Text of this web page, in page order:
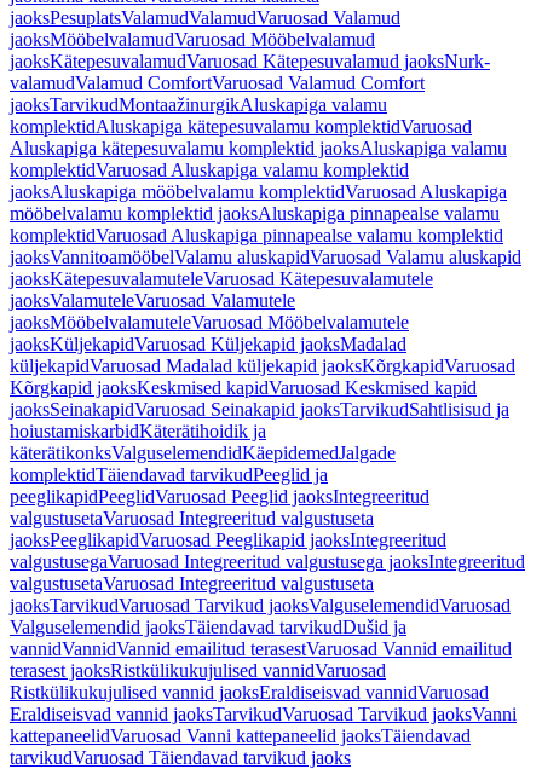
jaoksPesuplatsValamudValamudVaruosad Valamud
jaoksMööbelvalamudVaruosad Mööbelvalamud
jaoksKätepesuvalamudVaruosad Kätepesuvalamud jaoksNurk-
valamudValamud ComfortVaruosad Valamud Comfort
jaoksTarvikudMontaažinurgikAluskapiga valamu
komplektidAluskapiga kätepesuvalamu komplektidVaruosad
Aluskapiga kätepesuvalamu komplektid jaoksAluskapiga valamu
komplektidVaruosad Aluskapiga valamu komplektid
jaoksAluskapiga mööbelvalamu komplektidVaruosad Aluskapiga
mööbelvalamu komplektid jaoksAluskapiga pinnapealse valamu
komplektidVaruosad Aluskapiga pinnapealse valamu komplektid
jaoksVannitoamööbelValamu aluskapidVaruosad Valamu aluskapid
jaoksKätepesuvalamuteleVaruosad Kätepesuvalamutele
jaoksValamuteleVaruosad Valamutele
jaoksMööbelvalamuteleVaruosad Mööbelvalamutele
jaoksKüljekapidVaruosad Küljekapid jaoksMadalad
küljekapidVaruosad Madalad küljekapid jaoksKõrgkapidVaruosad
Kõrgkapid jaoksKeskmised kapidVaruosad Keskmised kapid
jaoksSeinakapidVaruosad Seinakapid jaoksTarvikudSahtlisisud ja
hoiustamiskarbidKäterätihoidik ja
käterätikonksValguselemendidKäepidemedJalgade
komplektidTäiendavad tarvikudPeeglid ja
peeglikapidPeeglidVaruosad Peeglid jaoksIntegreeritud
valgustusetaVaruosad Integreeritud valgustuseta
jaoksPeeglikapidVaruosad Peeglikapid jaoksIntegreeritud
valgustusegaVaruosad Integreeritud valgustusega jaoksIntegreeritud
valgustusetaVaruosad Integreeritud valgustuseta
jaoksTarvikudVaruosad Tarvikud jaoksValguselemendidVaruosad
Valguselemendid jaoksTäiendavad tarvikudDušid ja
vannidVannidVannid emailitud terasestVaruosad Vannid emailitud
terasest jaoksRistkülikukujulised vannidVaruosad
Ristkülikukujulised vannid jaoksEraldiseisvad vannidVaruosad
Eraldiseisvad vannid jaoksTarvikudVaruosad Tarvikud jaoksVanni
kattepaneelidVaruosad Vanni kattepaneelid jaoksTäiendavad
tarvikudVaruosad Täiendavad tarvikud jaoks